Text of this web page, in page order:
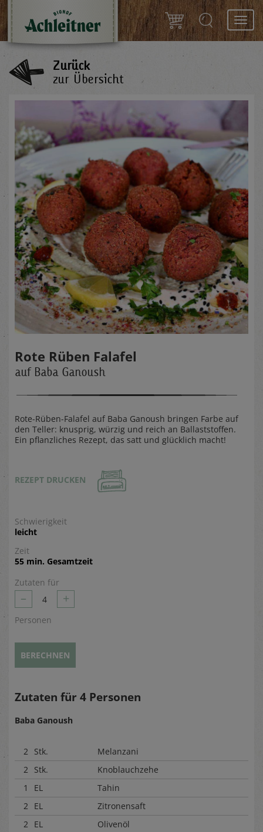
Zurück
zur Übersicht
Rote Rüben Falafel
auf Baba Ganoush
Rote-Rüben-Falafel auf Baba Ganoush bringen Farbe auf
den Teller: knusprig, würzig und reich an Ballaststoffen.
Ein pflanzliches Rezept, das satt und glücklich macht!
REZEPT DRUCKEN
Schwierigkeit
leicht
Zeit
55 min. Gesamtzeit
Zutaten für
– 4 +
Personen
BERECHNEN
Zutaten für 4 Personen
Baba Ganoush
2 Stk.
Melanzani
2 Stk.
Knoblauchzehe
1
EL
Tahin
2 EL
Zitronensaft
2 EL Olivenöl